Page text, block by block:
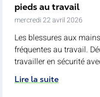
pieds au travail
mercredi 22 avril 2026
Les blessures aux
fréquentes au travail.
travailler en sécurité
Lire la suite